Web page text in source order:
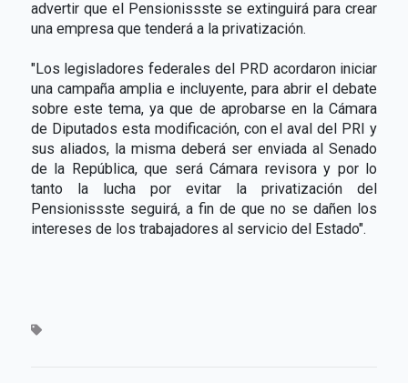
advertir que el Pensionissste se extinguirá para crear
una empresa que tenderá a la privatización.
"Los legisladores federales del PRD acordaron iniciar
una campaña amplia e incluyente, para abrir el debate
sobre este tema, ya que de aprobarse en la Cámara
de Diputados esta modificación, con el aval del PRI y
sus aliados, la misma deberá ser enviada al Senado
de la República, que será Cámara revisora y por lo
tanto la lucha por evitar la privatización del
Pensionissste seguirá, a fin de que no se dañen los
intereses de los trabajadores al servicio del Estado".